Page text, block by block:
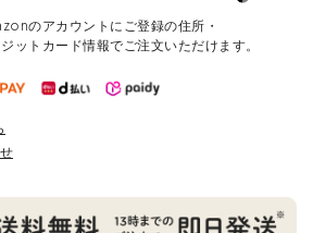
のアカウントにご登録の住所・
ットカード情報でご注文いただけます。